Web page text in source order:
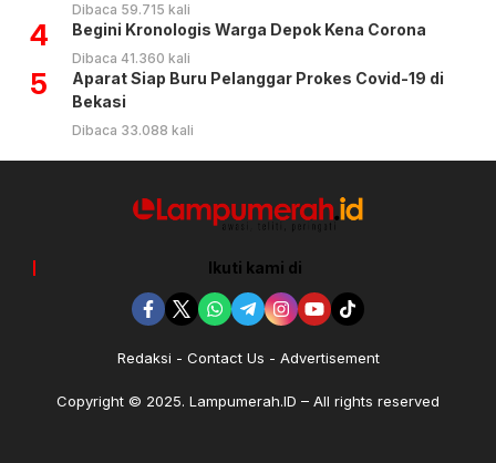
Dibaca 59.715 kali
4 Begini Kronologis Warga Depok Kena Corona
Dibaca 41.360 kali
5
Aparat Siap Buru Pelanggar Prokes Covid-19 di
Bekasi
Dibaca 33.088 kali
Ikuti kami di
Redaksi Contact Us Advertisement
Copyright © 2025. Lampumerah.ID – All rights reserved